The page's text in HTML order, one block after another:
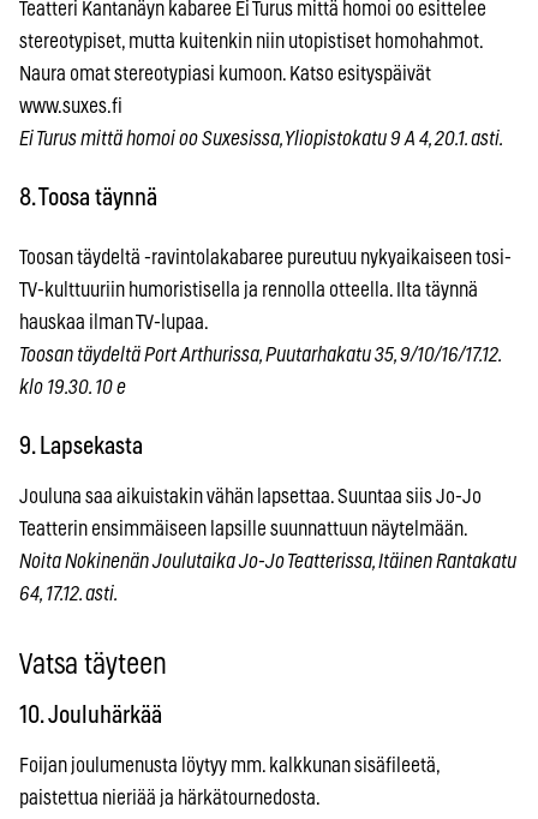
Teatteri Kantanäyn kabaree Ei Turus mittä homoi oo esittelee
stereotypiset, mutta kuitenkin niin utopistiset homohahmot.
Naura omat stereotypiasi kumoon. Katso esityspäivät
www.suxes.fi
Ei Turus mittä homoi oo Suxesissa, Yliopistokatu 9 A 4, 20.1. asti.
8. Toosa täynnä
Toosan täydeltä -ravintolakabaree pureutuu nykyaikaiseen tosi-
TV-kulttuuriin humoristisella ja rennolla otteella. Ilta täynnä
hauskaa ilman TV-lupaa.
Toosan täydeltä Port Arthurissa, Puutarhakatu 35, 9/10/16/17.12.
klo 19.30. 10 e
9. Lapsekasta
Jouluna saa aikuistakin vähän lapsettaa. Suuntaa siis Jo-Jo
Teatterin ensimmäiseen lapsille suunnattuun näytelmään.
Noita Nokinenän Joulutaika Jo-Jo Teatterissa, Itäinen Rantakatu
64, 17.12. asti.
Vatsa täyteen
10. Jouluhärkää
Foijan joulumenusta löytyy mm. kalkkunan sisäfileetä,
paistettua nieriää ja härkätournedosta.